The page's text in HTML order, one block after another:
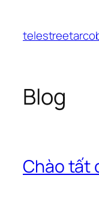
phần
Blog
Chào tất